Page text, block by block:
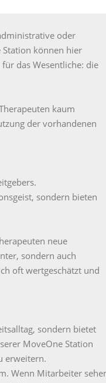
oder
Station können hier
das Wesentliche: die
kaum
der vorhandenen
sondern bieten
neue
sondern auch
oft wertgeschätzt und
sondern bietet
MoveOne Station
erweitern.
Wenn Mitarbeiter